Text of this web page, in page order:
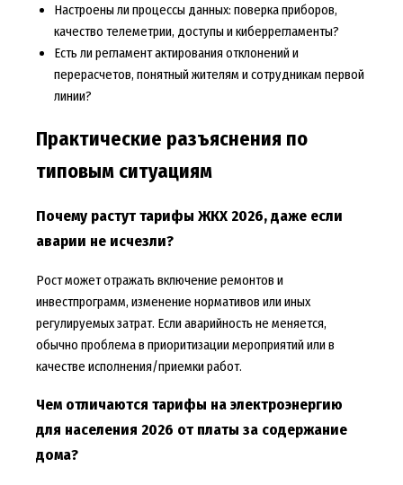
Настроены ли процессы данных: поверка приборов,
качество телеметрии, доступы и киберрегламенты?
Есть ли регламент актирования отклонений и
перерасчетов, понятный жителям и сотрудникам первой
линии?
Практические разъяснения по
типовым ситуациям
Почему растут тарифы ЖКХ 2026, даже если
аварии не исчезли?
Рост может отражать включение ремонтов и
инвестпрограмм, изменение нормативов или иных
регулируемых затрат. Если аварийность не меняется,
обычно проблема в приоритизации мероприятий или в
качестве исполнения/приемки работ.
Чем отличаются тарифы на электроэнергию
для населения 2026 от платы за содержание
дома?